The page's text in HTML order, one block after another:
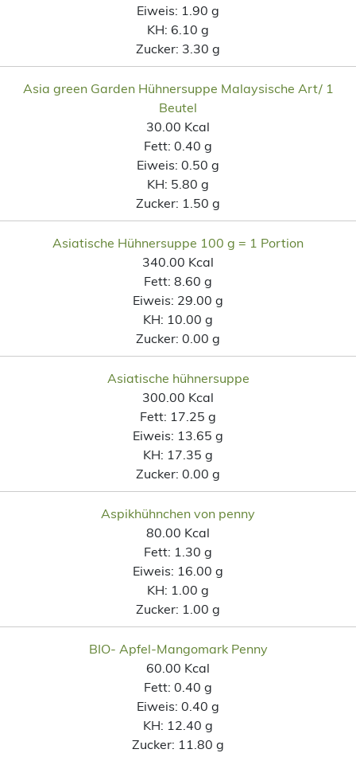
Eiweis: 1.90 g
KH: 6.10 g
Zucker: 3.30 g
Asia green Garden Hühnersuppe Malaysische Art/ 1
Beutel
30.00 Kcal
Fett: 0.40 g
Eiweis: 0.50 g
KH: 5.80 g
Zucker: 1.50 g
Asiatische Hühnersuppe 100 g = 1 Portion
340.00 Kcal
Fett: 8.60 g
Eiweis: 29.00 g
KH: 10.00 g
Zucker: 0.00 g
Asiatische hühnersuppe
300.00 Kcal
Fett: 17.25 g
Eiweis: 13.65 g
KH: 17.35 g
Zucker: 0.00 g
Aspikhühnchen von penny
80.00 Kcal
Fett: 1.30 g
Eiweis: 16.00 g
KH: 1.00 g
Zucker: 1.00 g
BIO- Apfel-Mangomark Penny
60.00 Kcal
Fett: 0.40 g
Eiweis: 0.40 g
KH: 12.40 g
Zucker: 11.80 g